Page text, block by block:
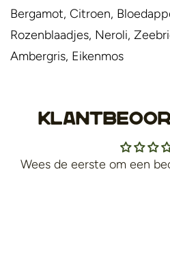
Bergamot, Citroen,
Rozenblaadjes, Neroli,
Ambergris, Eikenmos
Wees de eerste om een